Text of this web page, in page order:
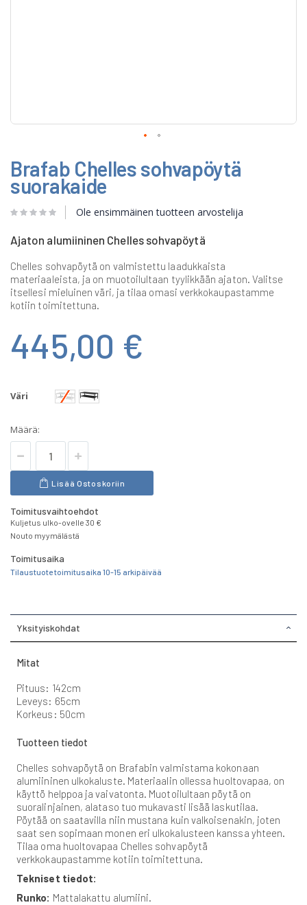
to
the
beginning
the
gallery
Brafab Chelles sohvapöytä
suorakaide
Ole ensimmäinen tuotteen arvostelija
Ajaton alumiininen Chelles sohvapöytä
Chelles sohvapöytä on valmistettu laadukkaista
materiaaleista, ja on muotoilultaan tyylikkään ajaton. Valitse
itsellesi mieluinen väri, ja tilaa omasi verkkokaupastamme
kotiin toimitettuna.
445,00 €
Väri
Määrä:
Lisää Ostoskoriin
Toimitusvaihtoehdot
Kuljetus ulko-ovelle 30 €
Nouto myymälästä
Toimitusaika
Tilaustuote toimitusaika 10-15 arkipäivää
Yksityiskohdat
Mitat
Pituus: 142cm
Leveys: 65cm
Korkeus: 50cm
Tuotteen tiedot
Chelles sohvapöytä on Brafabin valmistama kokonaan
alumiininen ulkokaluste. Materiaalin ollessa huoltovapaa, on
käyttö helppoa ja vaivatonta. Muotoilultaan pöytä on
suoralinjainen, alataso tuo mukavasti lisää laskutilaa.
Pöytää on saatavilla niin mustana kuin valkoisenakin, joten
saat sen sopimaan monen eri ulkokalusteen kanssa yhteen.
Tilaa oma huoltovapaa Chelles sohvapöytä
verkkokaupastamme kotiin toimitettuna.
Tekniset tiedot:
Runko: Mattalakattu alumiini.